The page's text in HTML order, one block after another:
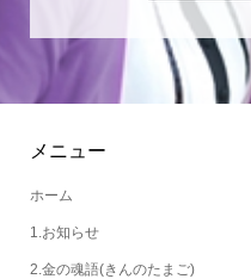
メニュー
ホーム
1.お知らせ
2.金の魂語(きんのたまご)